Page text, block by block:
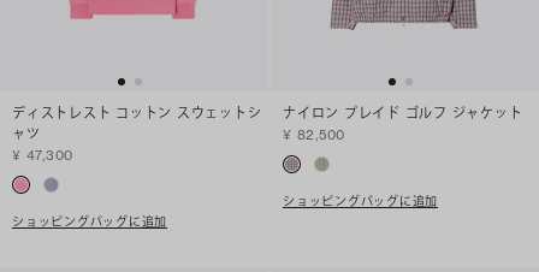
ディストレスト コットン スウェットシ
ャツ
¥ 47,300
ショッピングバッグに追加
ナイロン プレイド ゴルフ ジャケット
¥ 82,500
ショッピングバッグに追加